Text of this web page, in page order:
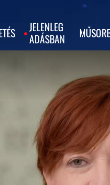
JELENLEG
ADÁSBAN